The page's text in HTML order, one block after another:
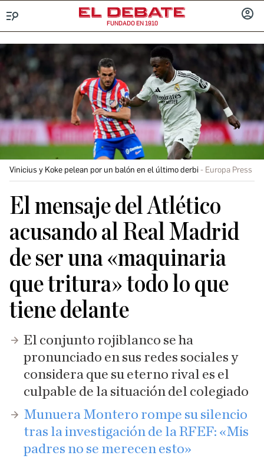
FUNDADO EN 1910
Vinicius y Koke pelean por un balón en el último derbi Europa Press
El mensaje del Atlético
acusando al Real Madrid
de ser una «maquinaria
que tritura» todo lo que
tiene delante
El conjunto rojiblanco se ha
pronunciado en sus redes sociales y
considera que su eterno rival es el
culpable de la situación del colegiado
Munuera Montero rompe su silencio
tras la investigación de la RFEF: «Mis
padres no se merecen esto»